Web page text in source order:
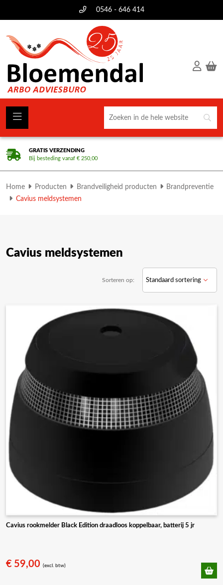
0546 - 646 414
GRATIS VERZENDING
Bij besteding vanaf € 250,00
Home Producten Brandveiligheid producten
Brandpreventie
Cavius meldsystemen
Cavius meldsystemen
Sorteren op:
Cavius rookmelder Black Edition draadloos koppelbaar, batterij 5 jr
€ 59,00 (excl. btw)